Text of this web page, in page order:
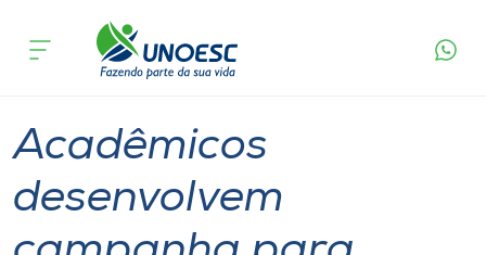
Cursos
Pesquisa
Atendimento ao Estudante
acontece
Acadêmicos
desenvolvem